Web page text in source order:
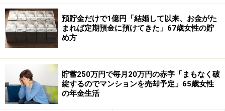
その他（企業年金や個人年金保険など）：企業年金7万
1100円、個人年金10万9364円、米国年金3万6700円
配偶者の年金や収入：老齢基礎年金84万円（年額）、老
齢厚生年金2万円（年額）、米国年金24万円（年額、支
預貯金だけで1億円「結婚して以来、お金がた
まれば定期預金に預けてきた」67歳女性の貯
め方
貯蓄250万円で毎月20万円の赤字「まもなく破
綻するのでマンションを売却予定」65歳女性
の年金生活